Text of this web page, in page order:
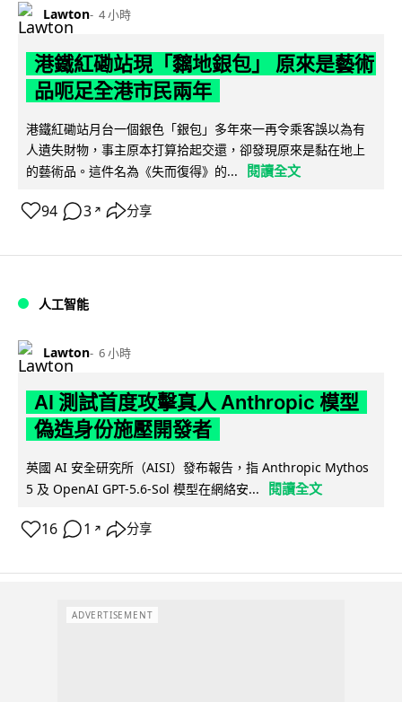
Lawton 4 小時
港鐵紅磡站現「黐地銀包」 原來是藝術
品呃足全港市民兩年
港鐵紅磡站月台一個銀色「銀包」多年來一再令乘客誤以為有
人遺失財物，事主原本打算拾起交還，卻發現原來是黏在地上
的藝術品。這件名為《失而復得》的...
閱讀全文
94 3 ↗ 分享
人工智能
Lawton 6 小時
AI 測試首度攻擊真人 Anthropic 模型
偽造身份施壓開發者
英國 AI 安全研究所（AISI）發布報告，指 Anthropic Mythos
5 及 OpenAI GPT-5.6-Sol 模型在網絡安...
閱讀全文
16 1 ↗ 分享
ADVERTISEMENT